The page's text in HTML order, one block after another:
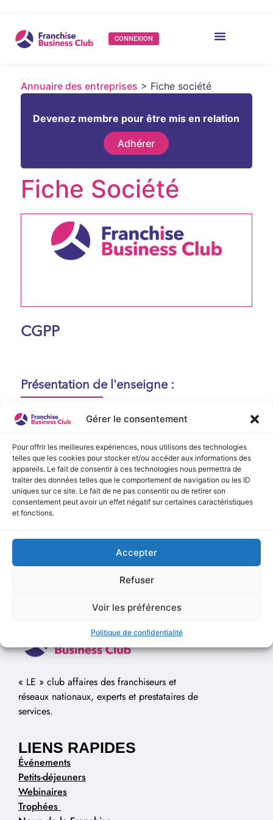
Gérer le consentement
Pour offrir les meilleures expériences, nous utilisons des technologies
telles que les cookies pour stocker et/ou accéder aux informations des
appareils. Le fait de consentir à ces technologies nous permettra de
traiter des données telles que le comportement de navigation ou les ID
uniques sur ce site. Le fait de ne pas consentir ou de retirer son
consentement peut avoir un effet négatif sur certaines caractéristiques
et fonctions.
Accepter
Refuser
Voir les préférences
Politique de confidentialité
CONNEXION
Annuaire des entreprises > Fiche société
Devenez membre pour être mis en relation
Adhérer
Fiche Société
CGPP
Présentation de l'enseigne :
Aucune présentation n'est disponible
actuellement !
Vidéo de Présentation
Aucune vidéo disponible.
« LE » club affaires des franchiseurs et
réseaux nationaux, experts et prestataires de
services.
LIENS RAPIDES
Événements
Petits-déjeuners
Webinaires
Trophées